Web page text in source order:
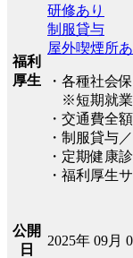
福利
厚生
研修あり
制服貸与
屋外喫煙所あ
・各種社会
※短期就業
・交通費全
・制服貸与
・定期健康
・福利厚生
公開
日
2025年 09月